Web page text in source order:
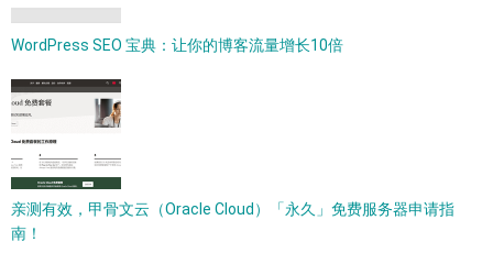
WordPress SEO 宝典：让你的博客流量增长10倍
亲测有效，甲骨文云（Oracle Cloud）「永久」免费服务器申请指
南！